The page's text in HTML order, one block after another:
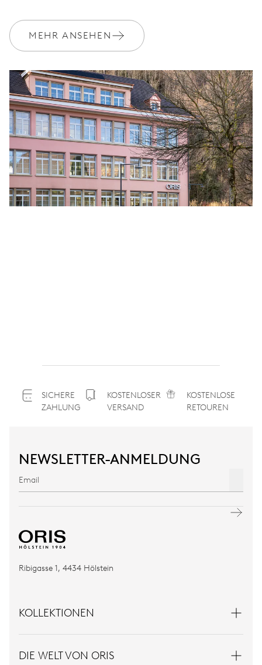
MEHR ANSEHEN
SICHERE
ZAHLUNG
KOSTENLOSER
VERSAND
KOSTENLOSE
RETOUREN
NEWSLETTER-ANMELDUNG
Ribigasse 1, 4434 Hölstein
KOLLEKTIONEN
DIE WELT VON ORIS